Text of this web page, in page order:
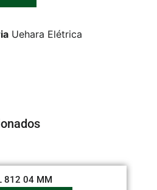
Uehara Elétrica
812 04 MM